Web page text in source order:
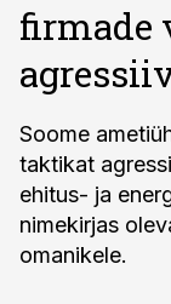
firmade
Soome
taktikat
ehitus- ja
nimekirjas
omanikele.